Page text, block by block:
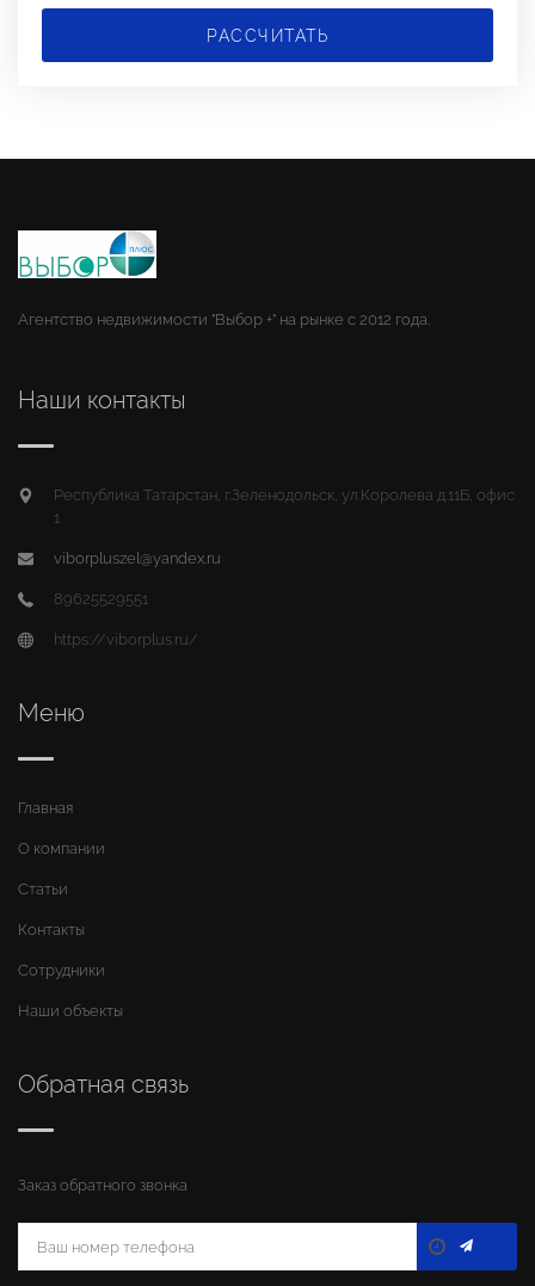
РАССЧИТАТЬ
Агентство недвижимости "Выбор +" на рынке с 2012 года.
Наши контакты
Республика Татарстан, г.Зеленодольск, ул.Королева д.11Б, офис
1
viborpluszel@yandex.ru
89625529551
https://viborplus.ru/
Меню
Главная
О компании
Статьи
Контакты
Сотрудники
Наши объекты
Обратная связь
Заказ обратного звонка